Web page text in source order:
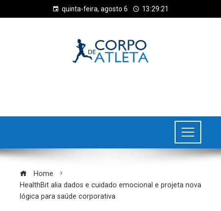
quinta-feira, agosto 6 13:29:22
Home
HealthBit alia dados e cuidado emocional e projeta nova
lógica para saúde corporativa